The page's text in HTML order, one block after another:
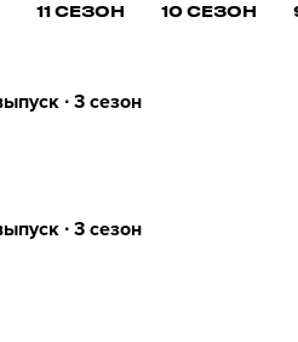
11 СЕЗОН 10 СЕЗОН
∙ 3 сезон
∙ 3 сезон